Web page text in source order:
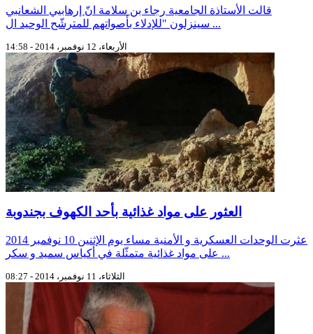
قالت الأستاذة الجامعية رجاء بن سلامة انّ إرهابيي الشعانبي
سينزلون "للإدلاء بأصواتهم للمترشّح الوحيد ال ...
الأربعاء، 12 نوفمبر، 2014 - 14:58
العثور على مواد غذائية بأحد الكهوف بجندوبة
عثرت الوحدات العسكرية و الأمنية مساء يوم الإثنين 10 نوفمبر 2014
على مواد غذائية متمثّلة في أكياس سميد و سكر ...
الثلاثاء، 11 نوفمبر، 2014 - 08:27